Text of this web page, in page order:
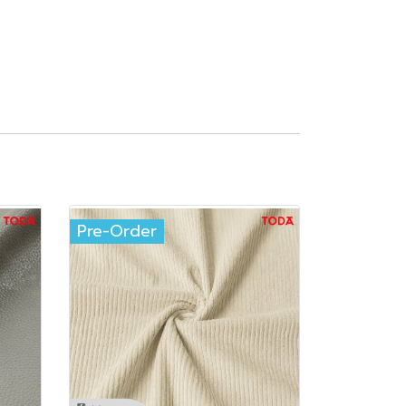
Pre-Order